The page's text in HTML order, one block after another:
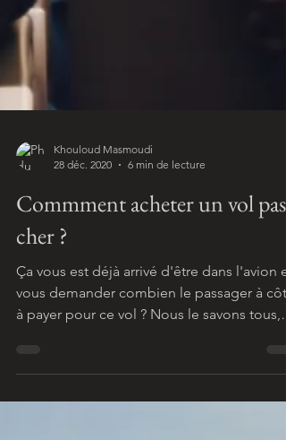
Khouloud Masmoudi
Commment acheter un vol pas
cher ?
Ça vous est déjà arrivé d'être dans l'avion et
à payer pour ce vol ? Nous le savons tous,